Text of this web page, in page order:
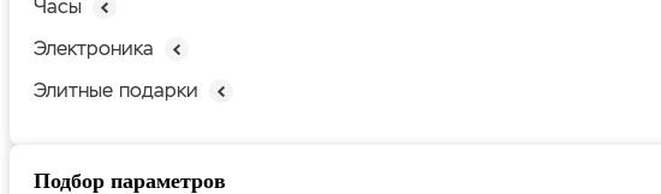
Часы
Электроника
Элитные подарки
Подбор параметров